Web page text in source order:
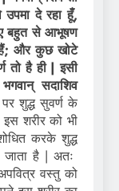
दे रहा हूँ,
बहुत से आभूषण
हैं; और कुछ खोटे
तो है ही | इसी
सदाशिव
शुद्ध सुवर्ण के
शरीर को भी
करके शुद्ध
जाता है | अतः
वस्तु को